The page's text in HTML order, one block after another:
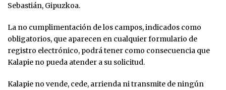
Sebastián, Gipuzkoa.
La no cumplimentación de los campos, indicados como
obligatorios, que aparecen en cualquier formulario de
registro electrónico, podrá tener como consecuencia que
Kalapie no pueda atender a su solicitud.
Kalapie no vende, cede, arrienda ni transmite de ningún